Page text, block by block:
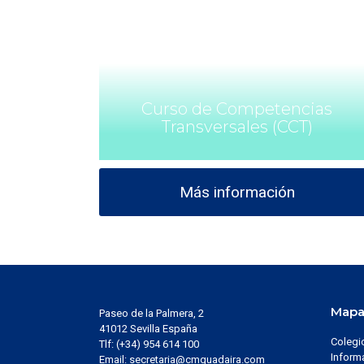
Curso de Competencias
Transversales (CCT)
Más información
Paseo de la Palmera, 2
41012 Sevilla España
Tlf: (+34) 954 614 100
Email: secretaria@cmguadaira.com